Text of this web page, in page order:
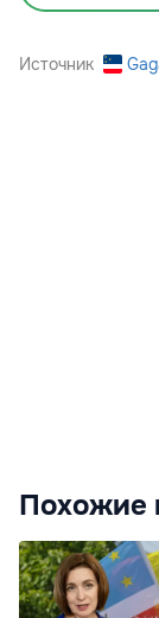
Источник
Похожие